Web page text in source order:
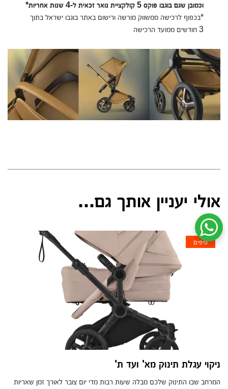
וכמובן שגם בוגבו פוקס 5 קולקציית נואר זכאית ל-4 שנות אחריות*
*בכפוף לרכישה ממשווק מורשה ורישום באתר בוגבו ישראל בתוך
3 חודשים ממועד הרכישה
אולי יעניין אותך גם...
טיפים
ניקוי עגלת תינוק מא' ועד ת'
המרחב שבו התינוק שלכם מבלה שעות רבות מדי יום צובר לאורך זמן שאריות
שיחת ווטסאפ עם שירות הלקוחות